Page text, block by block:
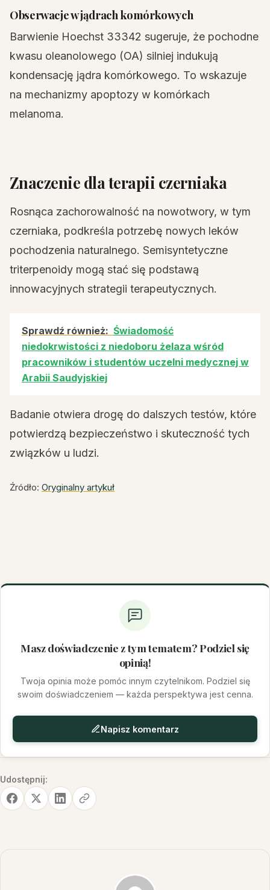
Obserwacje w jądrach komórkowych
Barwienie Hoechst 33342 sugeruje, że pochodne
kwasu oleanolowego (OA) silniej indukują
kondensację jądra komórkowego. To wskazuje
na mechanizmy apoptozy w komórkach
melanoma.
Znaczenie dla terapii czerniaka
Rosnąca zachorowalność na nowotwory, w tym
czerniaka, podkreśla potrzebę nowych leków
pochodzenia naturalnego. Semisyntetyczne
triterpenoidy mogą stać się podstawą
innowacyjnych strategii terapeutycznych.
Sprawdź również: Świadomość
niedokrwistości z niedoboru żelaza wśród
pracowników i studentów uczelni medycznej w
Arabii Saudyjskiej
Badanie otwiera drogę do dalszych testów, które
potwierdzą bezpieczeństwo i skuteczność tych
związków u ludzi.
Źródło: Oryginalny artykuł
Masz doświadczenie z tym tematem? Podziel się
opinią!
Twoja opinia może pomóc innym czytelnikom. Podziel się
swoim doświadczeniem — każda perspektywa jest cenna.
Napisz komentarz
Udostępnij: